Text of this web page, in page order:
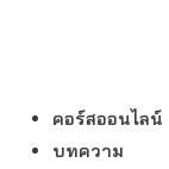
คอร์สออนไลน์
บทความ